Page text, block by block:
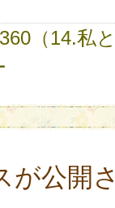
（14.私
が公開